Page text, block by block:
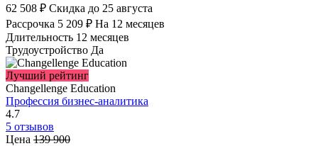
62 508 ₽ Скидка до 25 августа
Рассрочка 5 209 ₽ На 12 месяцев
Длительность 12 месяцев
Трудоустройство Да
Лучший рейтинг
Changellenge Education
Профессия бизнес-аналитика
4.7
5 отзывов
Цена 139 900